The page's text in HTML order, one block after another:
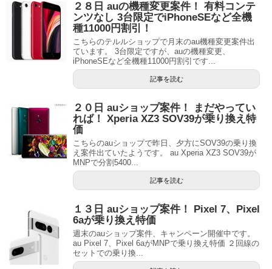
２８日 auの機種変更案件！ 有料コンテ
ンツなし 3台限定でiPhoneSEなど全機
種11000円割引！
こちらのテルルショップで月末のau機種変更案件出
ています。 3台限定ですが、auの機種変更、
iPhoneSEなど全機種11000円割引です...
記事を読む
２０日 auショップ案件！ まだやってい
れば！ Xperia XZ3 SOV39が乗り換え特
価
こちらのauショップで昨日、夕方にSOV39の乗り換
え案件出ていたようです。 au Xperia XZ3 SOV39が
MNPで分割5400...
記事を読む
１３日 auショップ案件！ Pixel 7、Pixel
6aが乗り換え特価
週末のauショップ案件、キャンペーン開催中です。
au Pixel 7、Pixel 6aがMNPで乗り換え特価 ２回線の
セットでの乗り換...